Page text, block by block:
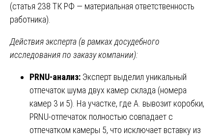
(статья 238 ТК РФ — материальная ответственность
работника).
Действия эксперта (в рамках досудебного
исследования по заказу компании):
PRNU-анализ: Эксперт выделил уникальный
отпечаток шума двух камер склада (номера
камер 3 и 5). На участке, где А. вывозит коробки,
PRNU-отпечаток полностью совпадает с
отпечатком камеры 5, что исключает вставку из